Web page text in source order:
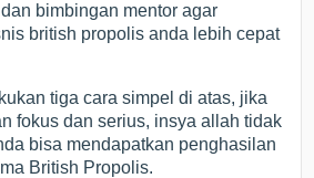
bimbingan mentor agar
british propolis anda lebih cepat
tiga cara simpel di atas, jika
fokus dan serius, insya allah tidak
bisa mendapatkan penghasilan
British Propolis.